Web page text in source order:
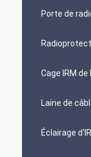
Porte de
Cage IRM de
Laine de
Éclairage